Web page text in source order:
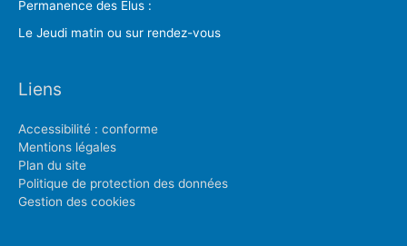
Permanence des Elus :
Le Jeudi matin ou sur rendez-vous
Liens
Accessibilité : conforme
Mentions légales
Plan du site
Politique de protection des données
Gestion des cookies